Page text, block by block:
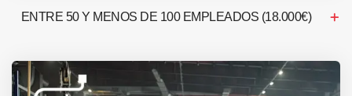
ENTRE 50 Y MENOS DE 100 EMPLEADOS (18.000€)